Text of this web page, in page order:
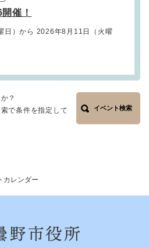
カレンダー
催！
日）から 2026年8月11日（火曜
？
で条件を指定して
イベント検索